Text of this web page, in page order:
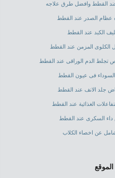
عند القطط وافضل طرق علاجه
عظام الصدر عند القطط
الكبد عند القطط
الكلوى المزمن عند القطط
تجلط الدم الوراقى عند القطط
فى عيون القطط
جلد الانف عند القطط
الغذائية عند القطط
السكرى عند القطط
عن اخصاء الكلاب